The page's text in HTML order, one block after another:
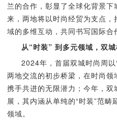
兰的合作，彰显了全球化背景
来，两地将以时尚经贸为支点
域的多维互动，共同书写国际合
从“时装” 到多元领域，双
2024年，首届双城时尚周
两地交流的初步桥梁，在时尚
携手共进的无限潜力；今年，
展，其内涵从单纯的“时装”范
领域。